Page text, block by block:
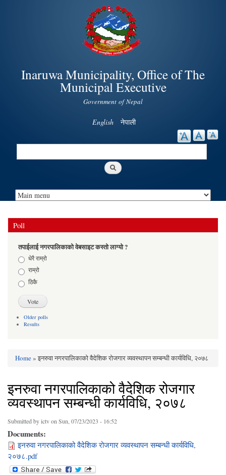
Skip to
main
content
Inaruwa Municipality, Office of The
Municipal Executive
Government of Nepal
English नेपाली
Search
Poll
तपाईलाई नगरपालिकाको वेबसाइट कस्तो लाग्यो ?
Choicesधेरै राम्रो
राम्रो
ठिकै
Older polls
Results
You are here
Home» इनरुवा नगरपालिकाको वैदेशिक रोजगार व्यवस्थापन सम्बन्धी कार्यविधि, २०७८
इनरुवा नगरपालिकाको वैदेशिक रोजगार
व्यवस्थापन सम्बन्धी कार्यविधि, २०७८
Submitted byictvon Sun, 07/23/2023 - 16:52
Documents:
इनरुवा नगरपालिकाको वैदेशिक रोजगार व्यवस्थापन सम्बन्धी कार्यविधि,
२०७८.pdf